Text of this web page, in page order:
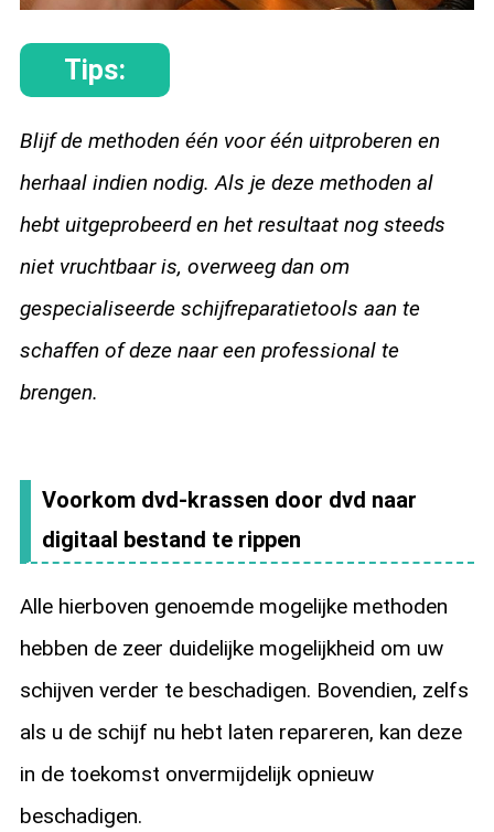
Tips:
Blijf de methoden één voor één uitproberen en
herhaal indien nodig. Als je deze methoden al
hebt uitgeprobeerd en het resultaat nog steeds
niet vruchtbaar is, overweeg dan om
gespecialiseerde schijfreparatietools aan te
schaffen of deze naar een professional te
brengen.
Voorkom dvd-krassen door dvd naar
digitaal bestand te rippen
Alle hierboven genoemde mogelijke methoden
hebben de zeer duidelijke mogelijkheid om uw
schijven verder te beschadigen. Bovendien, zelfs
als u de schijf nu hebt laten repareren, kan deze
in de toekomst onvermijdelijk opnieuw
beschadigen.